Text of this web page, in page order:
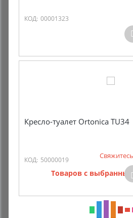
КОД: 00001323
Кресло-туалет Ortonica TU34
КОД: 50000019
Товаров с